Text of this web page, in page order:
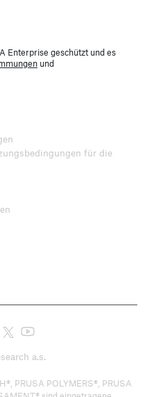
Enterprise geschützt und es
und
für die
a.s.
PRUSA POLYMERS®, PRUSA